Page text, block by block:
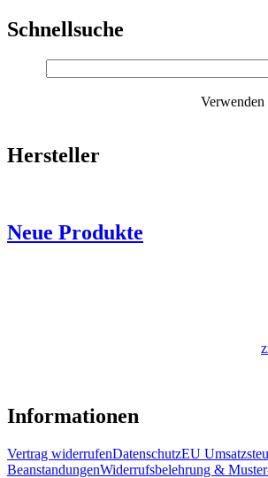
Schnellsuche
Hersteller
Neue Produkte
Informationen
Vertrag widerrufenDatenschutzEU
BeanstandungenWiderrufsbelehrung &